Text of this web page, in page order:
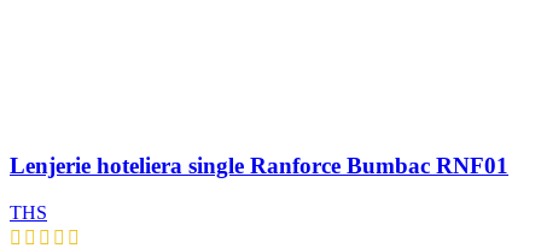
Lenjerie hoteliera single Ranforce Bumbac RNF01
THS